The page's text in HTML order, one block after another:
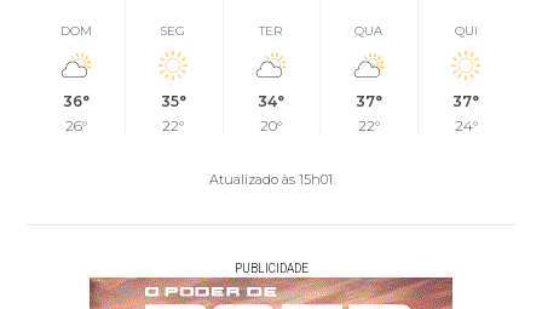
DOM
36°
26°
SEG
35°
22°
TER
34°
20°
QUA
37°
22°
QUI
37°
24°
Atualizado às 15h01
PUBLICIDADE